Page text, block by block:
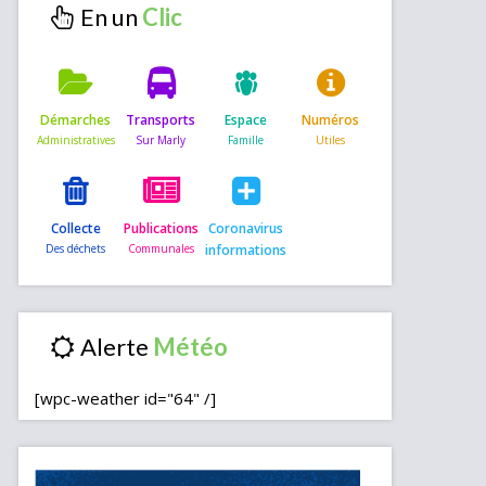
En un
Démarches Transports Espace Numéros
Collecte Publications Coronavirus
informations
Alerte
[wpc-weather id="64" /]